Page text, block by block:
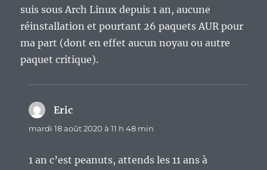
suis sous Arch Linux depuis 1 an, aucune
réinstallation et pourtant 26 paquets AUR pour
ma part (dont en effet aucun noyau ou autre
paquet critique).
Eric
mardi 18 août 2020 à 11 h 48 min
1 an c’est peanuts, attends les 11 ans à